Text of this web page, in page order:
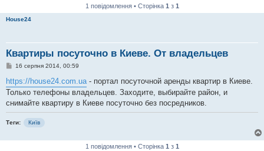
1 повідомлення • Сторінка 1 з 1
House24
Квартиры посуточно в Киеве. От владельцев
П
в
і
д
о
м
л
е
16 серпня 2014, 00:59
https://house24.com.ua- портал посуточной аренды квартир в Киеве.
Только телефоны владельцев. Заходите, выбирайте район, и
снимайте квартиру в Киеве посуточно без посредников.
Теги: Київ
1 повідомлення • Сторінка 1 з 1